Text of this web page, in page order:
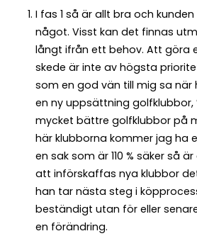
I fas 1 så är allt bra och
något. Visst kan det finnas
långt ifrån ett behov. Att göra
skede är inte av högsta
som en god vän till mig sa
en ny uppsättning golfklubbor,
mycket bättre golfklubbor på
här klubborna kommer jag ha
en sak som är 110 % säker så
att införskaffas nya klubbor
han tar nästa steg i
beständigt utan för eller
en förändring.